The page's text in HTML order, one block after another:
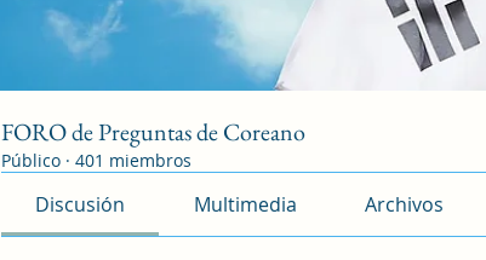
FORO de Preguntas de Coreano
Público · 401 miembros
Discusión Multimedia Archivos